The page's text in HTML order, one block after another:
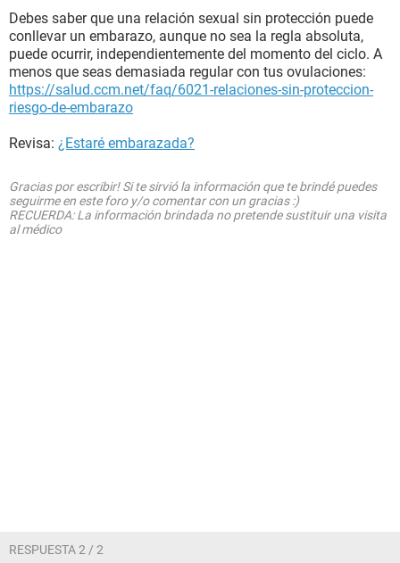
Debes saber que una relación sexual sin protección puede
conllevar un embarazo, aunque no sea la regla absoluta,
puede ocurrir, independientemente del momento del ciclo. A
menos que seas demasiada regular con tus ovulaciones:
https://salud.ccm.net/faq/6021-relaciones-sin-proteccion-
riesgo-de-embarazo
Revisa: ¿Estaré embarazada?
Gracias por escribir! Si te sirvió la información que te brindé puedes
seguirme en este foro y/o comentar con un gracias :)
RECUERDA: La información brindada no pretende sustituir una visita
al médico
RESPUESTA 2 / 2